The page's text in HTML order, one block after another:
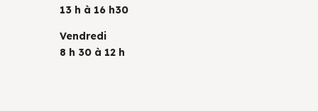
13 h à 16 h30
Vendredi
8 h 30 à 12 h